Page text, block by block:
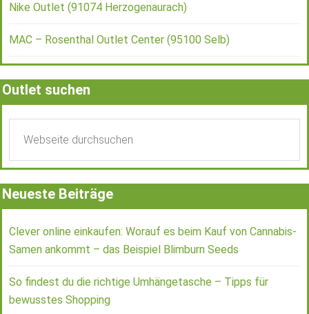
Nike Outlet (91074 Herzogenaurach)
MAC – Rosenthal Outlet Center (95100 Selb)
Outlet suchen
Neueste Beiträge
Clever online einkaufen: Worauf es beim Kauf von Cannabis-
Samen ankommt – das Beispiel Blimburn Seeds
So findest du die richtige Umhängetasche – Tipps für
bewusstes Shopping